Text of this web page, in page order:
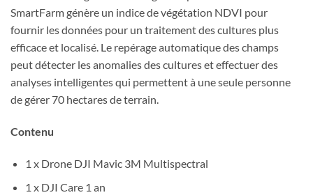
SmartFarm génère un indice de végétation NDVI pour
fournir les données pour un traitement des cultures plus
efficace et localisé. Le repérage automatique des champs
peut détecter les anomalies des cultures et effectuer des
analyses intelligentes qui permettent à une seule personne
de gérer 70 hectares de terrain.
Contenu
1 x Drone DJI Mavic 3M Multispectral
1 x DJI Care 1 an